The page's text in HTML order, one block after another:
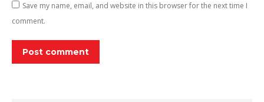
Save my name, email, and website in this browser for the next time I
comment.
Post comment